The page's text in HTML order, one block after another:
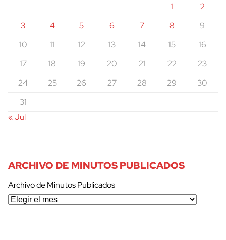
1
2
3
4 5 6 7 8
9
10
11 12 13 14 15
16
17
18 19 20 21 22
23
24
25 26 27 28 29
30
31
« Jul
ARCHIVO DE MINUTOS PUBLICADOS
Archivo de Minutos Publicados